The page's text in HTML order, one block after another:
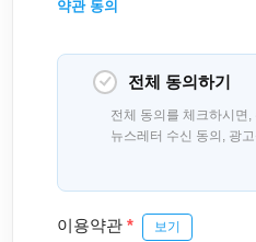
약관 동의
전체 동의하기
전체 동의를 체크하시면
뉴스레터 수신 동의, 광
이용약관 * 보기